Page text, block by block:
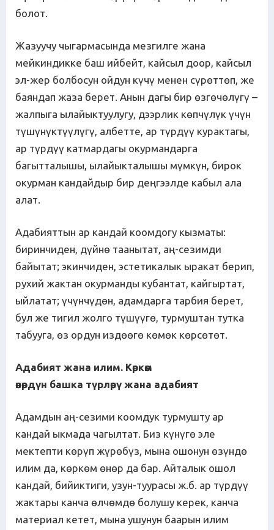
болот.
Жазуучу чыгармасында мезгилге жана
мейкиндикке баш ийбейт, кайсыл доор, кайсыл
эл-жер болбосун ойдун күчү менен сүрөттөп, же
баяндап жаза берет. Анын дагы бир өзгөчөлүгү –
жалпыга ылайыктуулугу, дээрлик көпчүлүк үчүн
түшүнүктүүлүгү, албетте, ар түрдүү курактагы,
ар түрдүү катмардагы окурмандарга
багытталышы, ылайыкталышы мүмкүн, бирок
окурман кандайдыр бир деңгээлде кабыл ала
алат.
Адабияттын ар кандай коомдогу кызматы:
биринчиден, дүйнө таанытат, аң-сезимди
байытат; экинчиден, эстетикалык ыракат берип,
рухий жактан окурманды кубантат, кайгыртат,
ыйлатат; үчүнчүдөн, адамдарга тарбия берет,
бул же тигил жолго түшүүгө, турмуштан тутка
табууга, өз ордун издөөгө көмөк көрсөтөт.
Адабият жана илим. Көркөм
өнөрдүн башка түрлөрү жана адабият
Адамдын аң-сезими коомдук турмушту ар
кандай ыкмада чагылтат. Биз күнүгө эле
мектепти көрүп жүрөбүз, мына ошонун өзүндө
илим да, көркөм өнөр да бар. Айталык ошол
кандай, бийиктиги, узун-туурасы ж.б. ар түрдүү
жактары канча өлчөмдө болушу керек, канча
материал кетет, мына ушунун баарын илим